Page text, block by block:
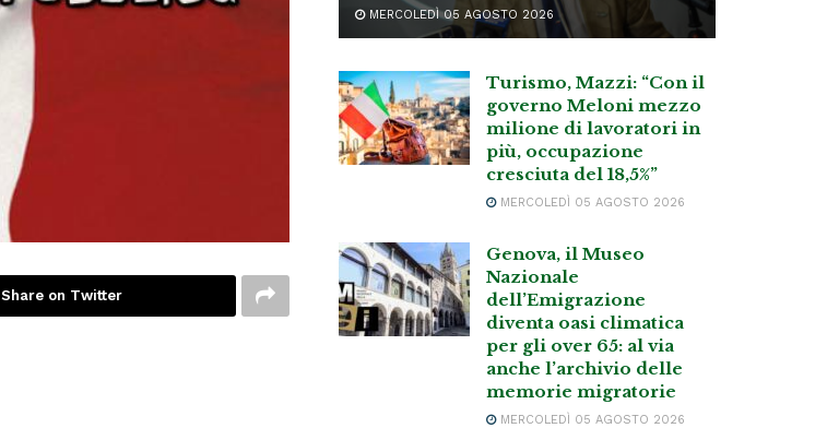
Share on Twitter
MERCOLEDÌ 05 AGOSTO 2026
Turismo, Mazzi: “Con il
governo Meloni mezzo
milione di lavoratori in
più, occupazione
cresciuta del 18,5%”
MERCOLEDÌ 05 AGOSTO 2026
Genova, il Museo
Nazionale
dell’Emigrazione
diventa oasi climatica
per gli over 65: al via
anche l’archivio delle
memorie migratorie
MERCOLEDÌ 05 AGOSTO 2026